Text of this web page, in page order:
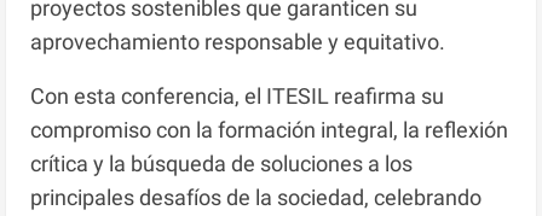
proyectos sostenibles que garanticen su
aprovechamiento responsable y equitativo.
Con esta conferencia, el ITESIL reafirma su
compromiso con la formación integral, la reflexión
crítica y la búsqueda de soluciones a los
principales desafíos de la sociedad, celebrando